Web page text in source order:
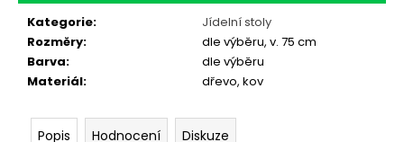
Kategorie:
Jídelní stoly
Rozměry:
dle výběru, v. 75 cm
Barva:
dle výběru
Materiál: dřevo, kov
Popis Hodnocení Diskuze